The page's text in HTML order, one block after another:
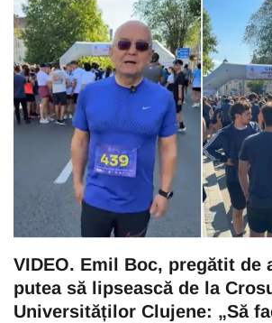
VIDEO. Emil Boc, pregătit de
putea să lipsească de la
Universităților Clujene: „Să